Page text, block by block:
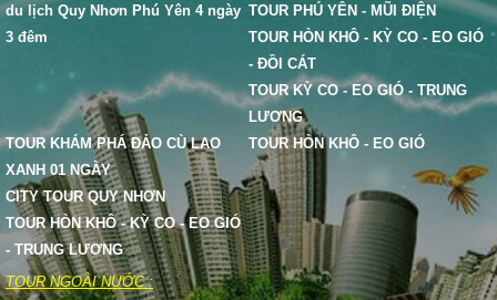
du lịch Quy Nhơn Phú Yên 4 ngày
3 đêm
TOUR PHÚ YÊN - MŨI ĐIỆN
TOUR HÒN KHÔ - KỲ CO - EO GIÓ
- ĐỒI CÁT
TOUR KỲ CO - EO GIÓ - TRUNG
LƯƠNG
TOUR KHÁM PHÁ ĐẢO CÙ LAO
XANH 01 NGÀY
CITY TOUR QUY NHƠN
TOUR HÒN KHÔ - KỲ CO - EO GIÓ
- TRUNG LƯƠNG
TOUR HÒN KHÔ - EO GIÓ
TOUR NGOÀI NƯỚC :